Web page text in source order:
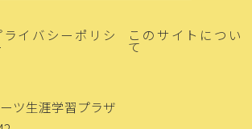
ライバシーポリシ このサイトについ
て
ツ生涯学習プラザ